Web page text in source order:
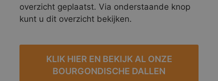
overzicht geplaatst. Via onderstaande knop
kunt u dit overzicht bekijken.
KLIK HIER EN BEKIJK AL ONZE
BOURGONDISCHE DALLEN